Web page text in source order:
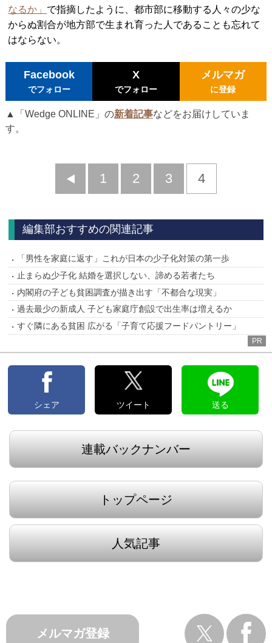
なるか」 で指摘したように、都市部に移動する人々の少な
からぬ割合が地方部で生まれ育った人であることも忘れて
はならない。
Facebook
でフォロー
X
でフォロー
メルマガ
に登録
▲「Wedge ONLINE」の新着記事などをお届けしていま
す。
前
1 2 3 4
編集部おすすめの関連記事
「男性を家庭に返す」これが日本の少子化対策の第一歩
止まらぬ少子化 結婚を選択しない、諦める若者たち
内閣府の子ども貧困調査が描き出す「不都合な現実」
過去最少の新成人 子ども家庭庁創設で出生率は増えるか
すぐ隣にある貧困 広がる「子育て応援フードパントリー」
PR
シェア ツイート 送る
連載バックナンバー
トップページ
人気記事
メルマガ登録